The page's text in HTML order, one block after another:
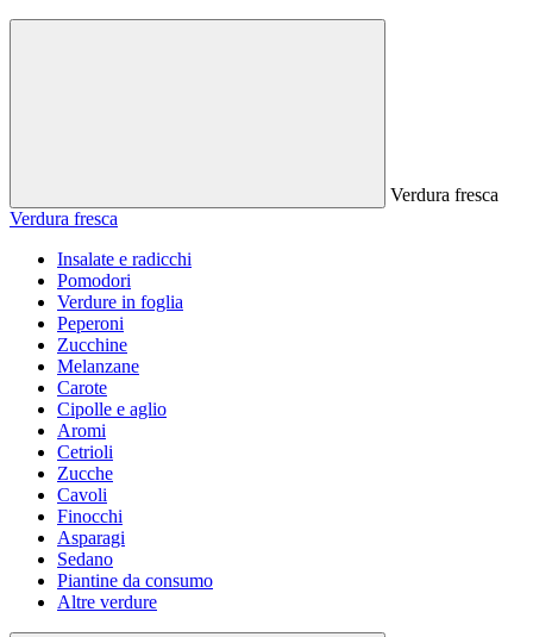
Verdura fresca
Verdura fresca
Insalate e radicchi
Pomodori
Verdure in foglia
Peperoni
Zucchine
Melanzane
Carote
Cipolle e aglio
Aromi
Cetrioli
Zucche
Cavoli
Finocchi
Asparagi
Sedano
Piantine da consumo
Altre verdure